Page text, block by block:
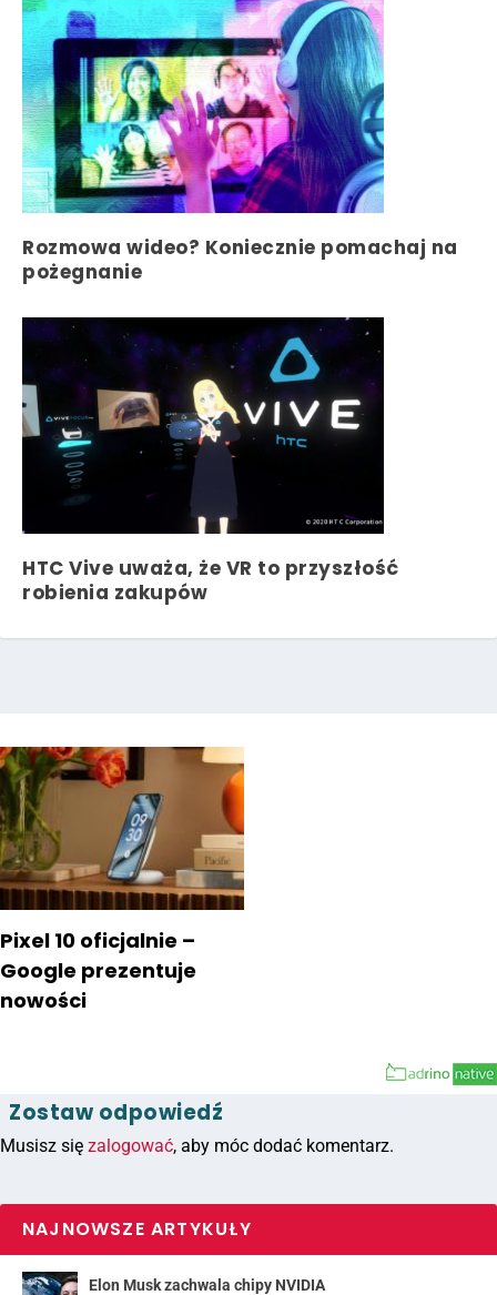
Rozmowa wideo? Koniecznie pomachaj na
pożegnanie
HTC Vive uważa, że VR to przyszłość
robienia zakupów
Pixel 10 oficjalnie –
Google prezentuje
nowości
Zostaw odpowiedź
Musisz się zalogować, aby móc dodać komentarz.
NAJNOWSZE ARTYKUŁY
Elon Musk zachwala chipy NVIDIA